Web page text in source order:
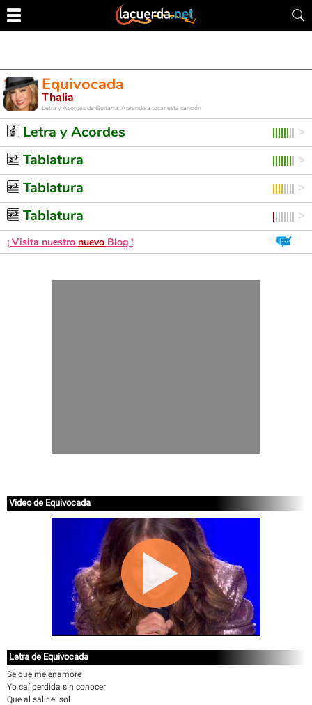
Equivocada
Thalia
Letra y Acordes de Guitarra. Aprende a tocar esta canción
Letra y Acordes
Tablatura
Tablatura
Tablatura
¡ Visita nuestro nuevo Blog !
Video de Equivocada
Letra de Equivocada
Se que me enamore
Yo caí perdida sin conocer
Que al salir el sol